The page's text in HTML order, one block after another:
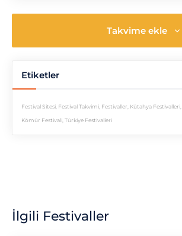
Takvime ekle
Etiketler
Festival Sitesi, Festival Takvimi, Festivaller, Kütahya Festivalleri,
Kömür Festivali, Türkiye Festivalleri
İlgili Festivaller